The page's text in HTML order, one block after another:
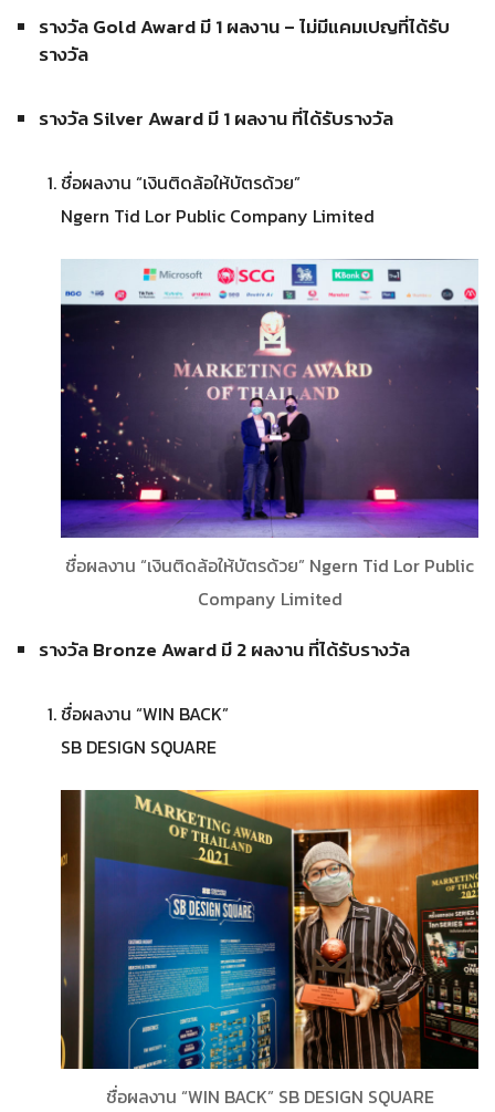
รางวัล Gold Award มี 1 ผลงาน – ไม่มีแคมเปญที่ได้รับ
รางวัล
รางวัล Silver Award มี 1 ผลงาน ที่ได้รับรางวัล
ชื่อผลงาน “เงินติดล้อให้บัตรด้วย”
Ngern Tid Lor Public Company Limited
ชื่อผลงาน “เงินติดล้อให้บัตรด้วย” Ngern Tid Lor Public
Company Limited
รางวัล Bronze Award มี 2 ผลงาน ที่ได้รับรางวัล
ชื่อผลงาน “WIN BACK”
SB DESIGN SQUARE
ชื่อผลงาน “WIN BACK” SB DESIGN SQUARE